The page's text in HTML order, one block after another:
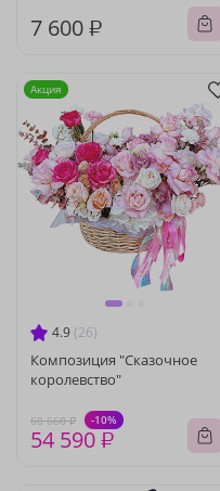
7 600 ₽
4.9 (26)
Композиция "Сказочное
королевство"
60 660 ₽ -10%
54 590 ₽
Акция